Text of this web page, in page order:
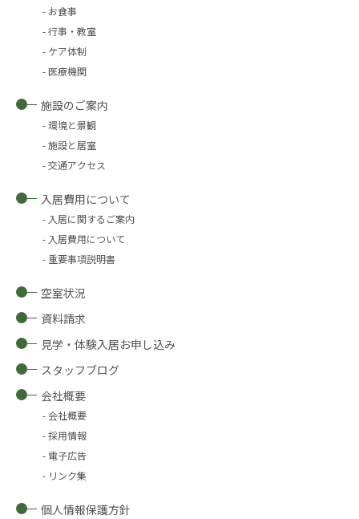
お食事
行事・教室
ケア体制
医療機関
施設のご案内
環境と景観
施設と居室
交通アクセス
入居費用について
入居に関するご案内
入居費用について
重要事項説明書
空室状況
資料請求
見学・体験入居お申し込み
スタッフブログ
会社概要
会社概要
採用情報
電子広告
リンク集
個人情報保護方針